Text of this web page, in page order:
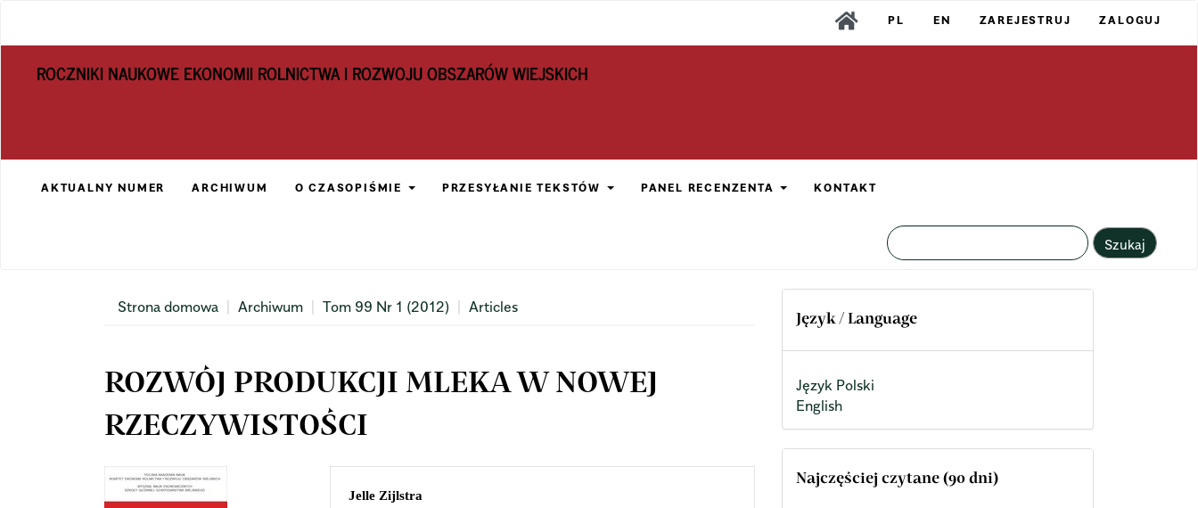
Content
PL EN ZAREJESTRUJ ZALOGUJ
ROCZNIKI NAUKOWE EKONOMII ROLNICTWA I ROZWOJU OBSZARÓW WIEJSKICH
AKTUALNY NUMER ARCHIWUM O CZASOPIŚMIE PRZESYŁANIE TEKSTÓW PANEL RECENZENTA KONTAKT
Szukaj
Strona domowa Archiwum Tom 99 Nr 1 (2012) Articles
ROZWÓJ PRODUKCJI MLEKA W NOWEJ
RZECZYWISTOŚCI
Article
Main
Jelle Zijlstra
Język / Language
Język Polski
English
Najczęściej czytane (90 dni)